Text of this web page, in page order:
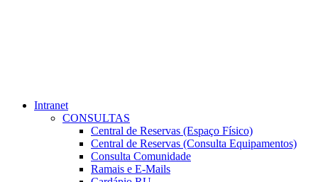
Intranet
CONSULTAS
Central de Reservas (Espaço Físico)
Central de Reservas (Consulta Equipamentos)
Consulta Comunidade
Ramais e E-Mails